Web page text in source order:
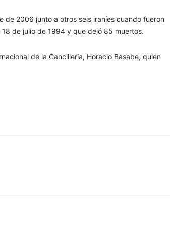
de 2006 junto a otros seis iraníes cuando fueron
de julio de 1994 y que dejó 85 muertos.
de la Cancillería, Horacio Basabe, quien